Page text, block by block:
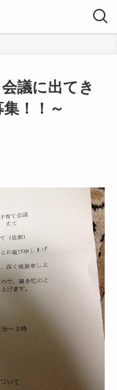
議に出てき
！！～